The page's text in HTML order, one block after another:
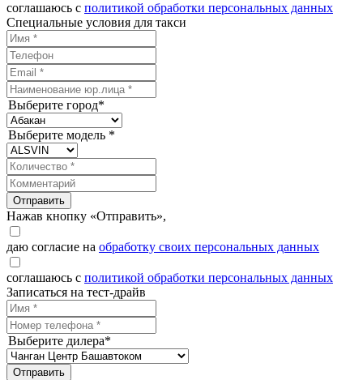
соглашаюсь с политикой обработки персональных данных
Специальные условия для такси
Выберите город*
Выберите модель *
Отправить
Нажав кнопку «Отправить»,
даю согласие на обработку своих персональных данных
соглашаюсь с политикой обработки персональных данных
Записаться на тест-драйв
Выберите дилера*
Отправить